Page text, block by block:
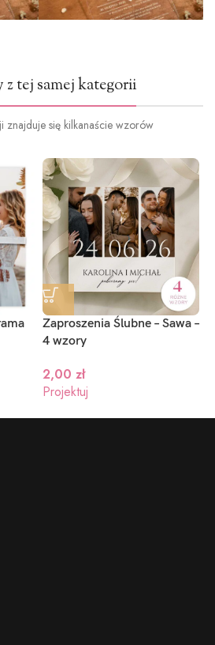
tej samej kategorii
znajduje się kilkanaście wzorów
Zaproszenia Ślubne – Sawa –
4 wzory
2,00 zł
Projektuj